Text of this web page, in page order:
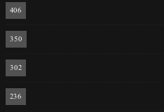
406
350
302
236